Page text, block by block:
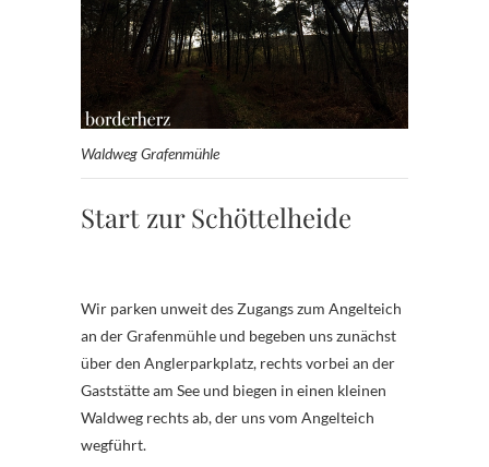
Waldweg Grafenmühle
Start zur Schöttelheide
Wir parken unweit des Zugangs zum Angelteich
an der Grafenmühle und begeben uns zunächst
über den Anglerparkplatz, rechts vorbei an der
Gaststätte am See und biegen in einen kleinen
Waldweg rechts ab, der uns vom Angelteich
wegführt.